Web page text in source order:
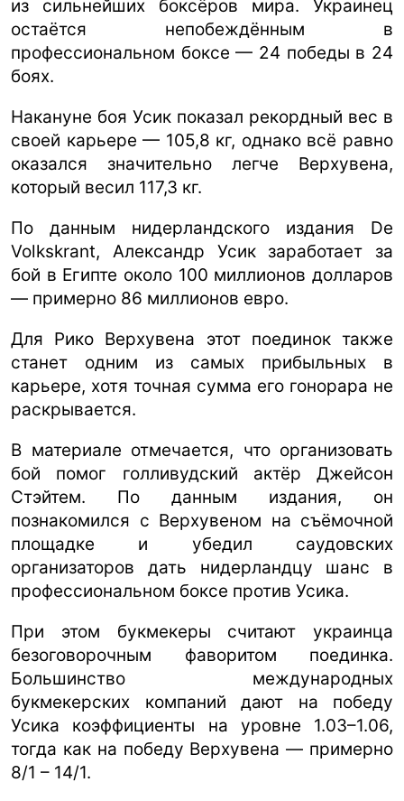
из сильнейших боксёров мира. Украинец
остаётся непобеждённым в
профессиональном боксе — 24 победы в 24
боях.
Накануне боя Усик показал рекордный вес в
своей карьере — 105,8 кг, однако всё равно
оказался значительно легче Верхувена,
который весил 117,3 кг.
По данным нидерландского издания De
Volkskrant, Александр Усик заработает за
бой в Египте около 100 миллионов долларов
— примерно 86 миллионов евро.
Для Рико Верхувена этот поединок также
станет одним из самых прибыльных в
карьере, хотя точная сумма его гонорара не
раскрывается.
В материале отмечается, что организовать
бой помог голливудский актёр Джейсон
Стэйтем. По данным издания, он
познакомился с Верхувеном на съёмочной
площадке и убедил саудовских
организаторов дать нидерландцу шанс в
профессиональном боксе против Усика.
При этом букмекеры считают украинца
безоговорочным фаворитом поединка.
Большинство международных
букмекерских компаний дают на победу
Усика коэффициенты на уровне 1.03–1.06,
тогда как на победу Верхувена — примерно
8/1 – 14/1.